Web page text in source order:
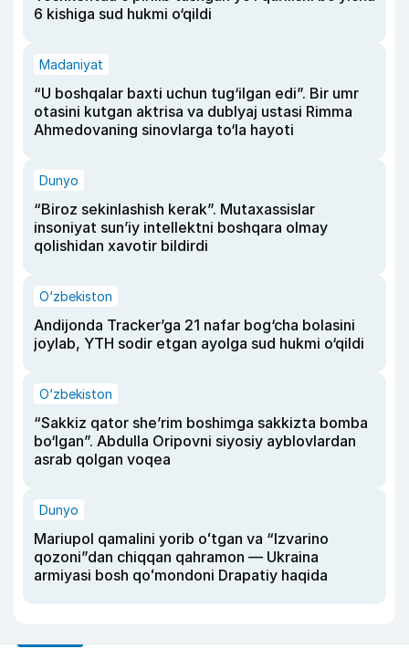
6 kishiga sud hukmi o‘qildi
Madaniyat
“U boshqalar baxti uchun tug‘ilgan edi”. Bir umr
otasini kutgan aktrisa va dublyaj ustasi Rimma
Ahmedovaning sinovlarga to‘la hayoti
Dunyo
“Biroz sekinlashish kerak”. Mutaxassislar
insoniyat sun’iy intellektni boshqara olmay
qolishidan xavotir bildirdi
O‘zbekiston
Andijonda Tracker’ga 21 nafar bog‘cha bolasini
joylab, YTH sodir etgan ayolga sud hukmi o‘qildi
O‘zbekiston
“Sakkiz qator she’rim boshimga sakkizta bomba
bo‘lgan”. Abdulla Oripovni siyosiy ayblovlardan
asrab qolgan voqea
Dunyo
Mariupol qamalini yorib oʻtgan va “Izvarino
qozoni”dan chiqqan qahramon — Ukraina
armiyasi bosh qoʻmondoni Drapatiy haqida